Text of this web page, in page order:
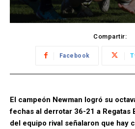
Compartir:
Facebook
El campeón Newman logró su
fechas al derrotar 36-21 a Regatas
del equipo rival señalaron que hay